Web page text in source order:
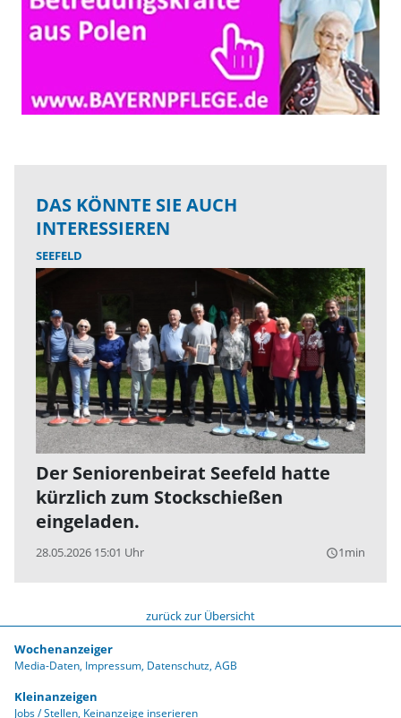
DAS KÖNNTE SIE AUCH
INTERESSIEREN
SEEFELD
Der Seniorenbeirat Seefeld hatte
kürzlich zum Stockschießen
eingeladen.
28.05.2026 15:01 Uhr query_builder1min
zurück zur Übersicht
Wochenanzeiger
Media-Daten Impressum Datenschutz AGB
Kleinanzeigen
Jobs / Stellen Keinanzeige inserieren